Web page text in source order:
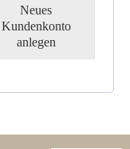
Neues
Kundenkonto
anlegen